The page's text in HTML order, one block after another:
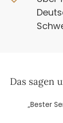
Das sagen
„Bester